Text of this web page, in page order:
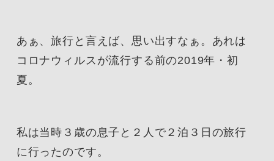
あぁ、旅行と言えば、思い出すなぁ。あれは
コロナウィルスが流行する前の2019年・初
夏。
私は当時３歳の息子と２人で２泊３日の旅行
に行ったのです。